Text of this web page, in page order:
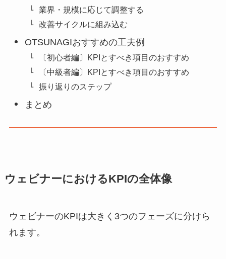
業界・規模に応じて調整する
改善サイクルに組み込む
OTSUNAGIおすすめの工夫例
〔初心者編〕KPIとすべき項目のおすすめ
〔中級者編〕KPIとすべき項目のおすすめ
振り返りのステップ
まとめ
ウェビナーにおけるKPIの全体像
ウェビナーのKPIは大きく3つのフェーズに分けら
れます。